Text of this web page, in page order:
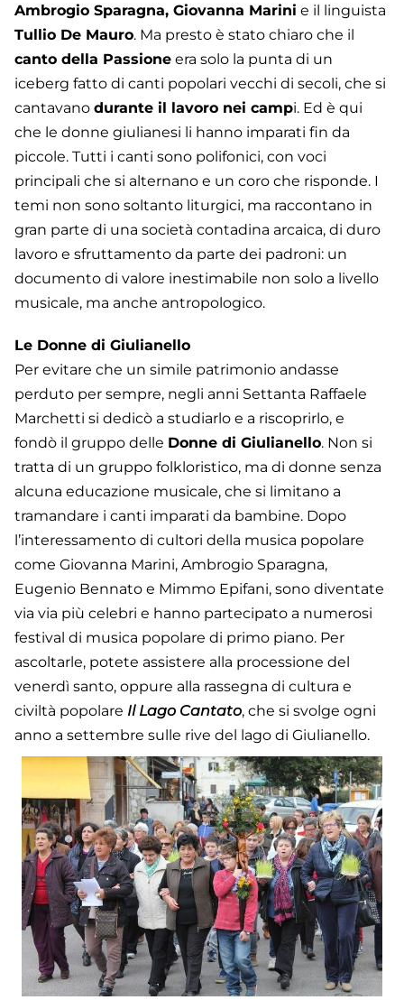
Ambrogio Sparagna, Giovanna Marini e il linguista
Tullio De Mauro. Ma presto è stato chiaro che il
canto della Passione era solo la punta di un
iceberg fatto di canti popolari vecchi di secoli, che si
cantavano durante il lavoro nei campi. Ed è qui
che le donne giulianesi li hanno imparati fin da
piccole. Tutti i canti sono polifonici, con voci
principali che si alternano e un coro che risponde. I
temi non sono soltanto liturgici, ma raccontano in
gran parte di una società contadina arcaica, di duro
lavoro e sfruttamento da parte dei padroni: un
documento di valore inestimabile non solo a livello
musicale, ma anche antropologico.
Le Donne di Giulianello
Per evitare che un simile patrimonio andasse
perduto per sempre, negli anni Settanta Raffaele
Marchetti si dedicò a studiarlo e a riscoprirlo, e
fondò il gruppo delle Donne di Giulianello. Non si
tratta di un gruppo folkloristico, ma di donne senza
alcuna educazione musicale, che si limitano a
tramandare i canti imparati da bambine. Dopo
l’interessamento di cultori della musica popolare
come Giovanna Marini, Ambrogio Sparagna,
Eugenio Bennato e Mimmo Epifani, sono diventate
via via più celebri e hanno partecipato a numerosi
festival di musica popolare di primo piano. Per
ascoltarle, potete assistere alla processione del
venerdì santo, oppure alla rassegna di cultura e
civiltà popolare Il Lago Cantato, che si svolge ogni
anno a settembre sulle rive del lago di Giulianello.